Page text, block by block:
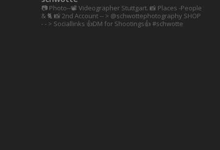
📷 Photo--📽️ Videographer Stuttgart. 📸 Places -People
& 🐈 📸 2nd Account-- > @schwottephotography SHOP
- - > Sociallinks 👍DM for Shootings👍 #schwotte